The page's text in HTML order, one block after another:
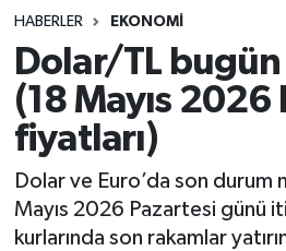
HABERLER EKONOMI
Dolar/TL
(18 Mayıs 2026
fiyatları)
Dolar ve Euro’da son durum
Mayıs 2026 Pazartesi günü
kurlarında son rakamlar
Ereğli
Çaycuma
Alaplı
Devrek
Zonguldak Trafik
Puan Durumu ve Fikstür
Tüm Manşetler
Son Dakika Haberleri